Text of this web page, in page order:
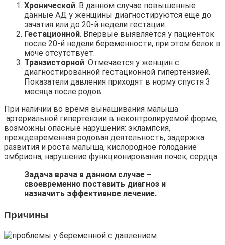
Хронической. В данном случае повышенные
данные АД у женщины диагностируются еще до
зачатия или до 20-й недели гестации.
Гестационной. Впервые выявляется у пациенток
после 20-й недели беременности, при этом белок в
моче отсутствует.
Транзисторной. Отмечается у женщин с
диагностированной гестационной гипертензией.
Показатели давления приходят в норму спустя 3
месяца после родов.
При наличии во время вынашивания малыша
артериальной гипертензии в неконтролируемой форме,
возможны опасные нарушения: эклампсия,
преждевременная родовая деятельность, задержка
развития и роста малыша, кислородное голодание
эмбриона, нарушение функционирования почек, сердца.
Задача врача в данном случае –
своевременно поставить диагноз и
назначить эффективное лечение.
Причины